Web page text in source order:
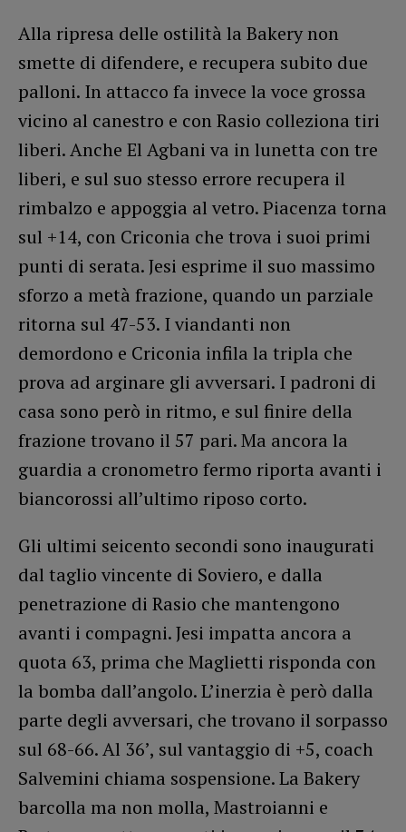
Alla ripresa delle ostilità la Bakery non
smette di difendere, e recupera subito due
palloni. In attacco fa invece la voce grossa
vicino al canestro e con Rasio colleziona tiri
liberi. Anche El Agbani va in lunetta con tre
liberi, e sul suo stesso errore recupera il
rimbalzo e appoggia al vetro. Piacenza torna
sul +14, con Criconia che trova i suoi primi
punti di serata. Jesi esprime il suo massimo
sforzo a metà frazione, quando un parziale
ritorna sul 47-53. I viandanti non
demordono e Criconia infila la tripla che
prova ad arginare gli avversari. I padroni di
casa sono però in ritmo, e sul finire della
frazione trovano il 57 pari. Ma ancora la
guardia a cronometro fermo riporta avanti i
biancorossi all’ultimo riposo corto.
Gli ultimi seicento secondi sono inaugurati
dal taglio vincente di Soviero, e dalla
penetrazione di Rasio che mantengono
avanti i compagni. Jesi impatta ancora a
quota 63, prima che Maglietti risponda con
la bomba dall’angolo. L’inerzia è però dalla
parte degli avversari, che trovano il sorpasso
sul 68-66. Al 36’, sul vantaggio di +5, coach
Salvemini chiama sospensione. La Bakery
barcolla ma non molla, Mastroianni e